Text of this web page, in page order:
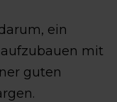
ein
mit
guten